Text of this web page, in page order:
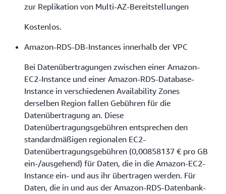
zur Replikation von Multi-AZ-Bereitstellungen
Kostenlos.
Amazon-RDS-DB-Instances innerhalb der VPC
Bei Datenübertragungen zwischen einer Amazon-
EC2-Instance und einer Amazon-RDS-Database-
Instance in verschiedenen Availability Zones
derselben Region fallen Gebühren für die
Datenübertragung an. Diese
Datenübertragungsgebühren entsprechen den
standardmäßigen regionalen EC2-
Datenübertragungsgebühren (0,00858137 € pro GB
ein-/ausgehend) für Daten, die in die Amazon-EC2-
Instance ein- und aus ihr übertragen werden. Für
Daten, die in und aus der Amazon-RDS-Datenbank-